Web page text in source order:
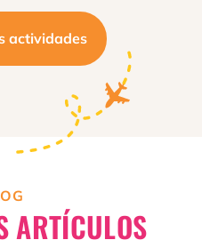
actividades
ARTÍCULOS